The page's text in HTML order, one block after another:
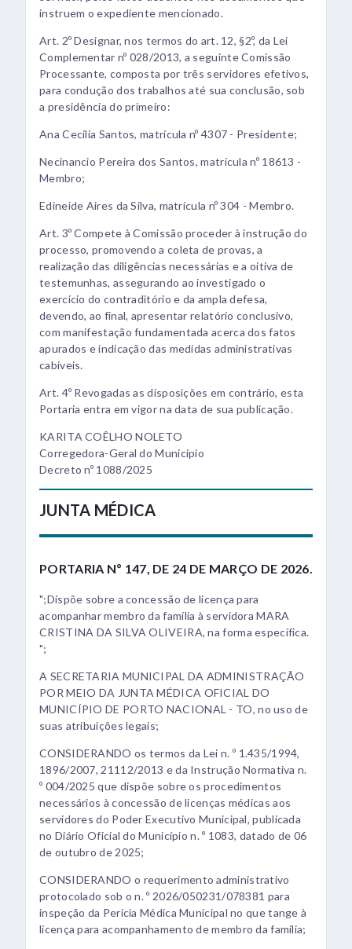
instruem o expediente mencionado.
Art. 2º Designar, nos termos do art. 12, §2º, da Lei
Complementar nº 028/2013, a seguinte Comissão
Processante, composta por três servidores efetivos,
para condução dos trabalhos até sua conclusão, sob
a presidência do primeiro:
Ana Cecília Santos, matrícula nº 4307 - Presidente;
Necinancio Pereira dos Santos, matrícula nº 18613 -
Membro;
Edineide Aires da Silva, matrícula nº 304 - Membro.
Art. 3º Compete à Comissão proceder à instrução do
processo, promovendo a coleta de provas, a
realização das diligências necessárias e a oitiva de
testemunhas, assegurando ao investigado o
exercício do contraditório e da ampla defesa,
devendo, ao final, apresentar relatório conclusivo,
com manifestação fundamentada acerca dos fatos
apurados e indicação das medidas administrativas
cabíveis.
Art. 4º Revogadas as disposições em contrário, esta
Portaria entra em vigor na data de sua publicação.
KARITA COÊLHO NOLETO
Corregedora-Geral do Município
Decreto nº 1088/2025
JUNTA MÉDICA
PORTARIA Nº 147, DE 24 DE MARÇO DE 2026.
";Dispõe sobre a concessão de licença para
acompanhar membro da família à servidora MARA
CRISTINA DA SILVA OLIVEIRA, na forma específica.
";
A SECRETARIA MUNICIPAL DA ADMINISTRAÇÃO
POR MEIO DA JUNTA MÉDICA OFICIAL DO
MUNICÍPIO DE PORTO NACIONAL - TO, no uso de
suas atribuições legais;
CONSIDERANDO os termos da Lei n. º 1.435/1994,
1896/2007, 21112/2013 e da Instrução Normativa n.
º 004/2025 que dispõe sobre os procedimentos
necessários à concessão de licenças médicas aos
servidores do Poder Executivo Municipal, publicada
no Diário Oficial do Município n. º 1083, datado de 06
de outubro de 2025;
CONSIDERANDO o requerimento administrativo
protocolado sob o n. º 2026/050231/078381 para
inspeção da Perícia Médica Municipal no que tange à
licença para acompanhamento de membro da família;